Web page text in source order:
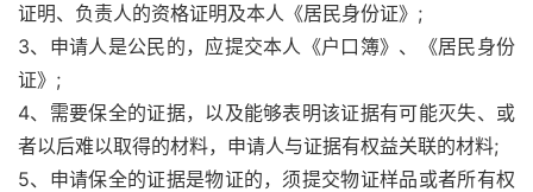
证明、负责人的资格证明及本人《居民身份证》;
3、申请人是公民的，应提交本人《户口簿》、《居民身份
证》;
4、需要保全的证据，以及能够表明该证据有可能灭失、或
者以后难以取得的材料，申请人与证据有权益关联的材料;
5、申请保全的证据是物证的，须提交物证样品或者所有权